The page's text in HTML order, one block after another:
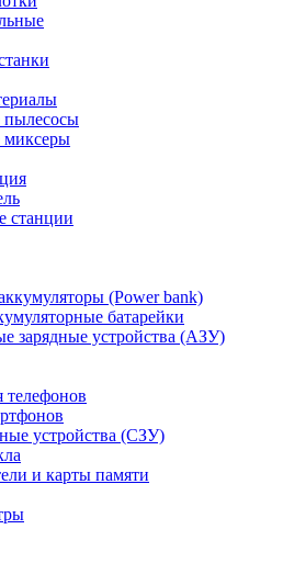
пылесосы
миксеры
станции
(Power bank)
батарейки
зарядные устройства (АЗУ)
телефонов
устройства (СЗУ)
и карты памяти